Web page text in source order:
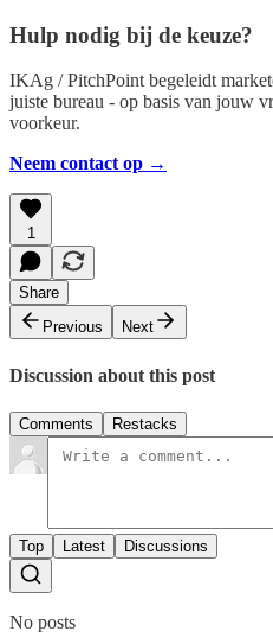
Hulp nodig bij de keuze?
IKAg / PitchPoint begeleidt
juiste bureau - op basis van jouw
voorkeur.
Neem contact op →
1
Share
Previous
Next
Discussion about this post
Comments Restacks
Top Latest Discussions
No posts